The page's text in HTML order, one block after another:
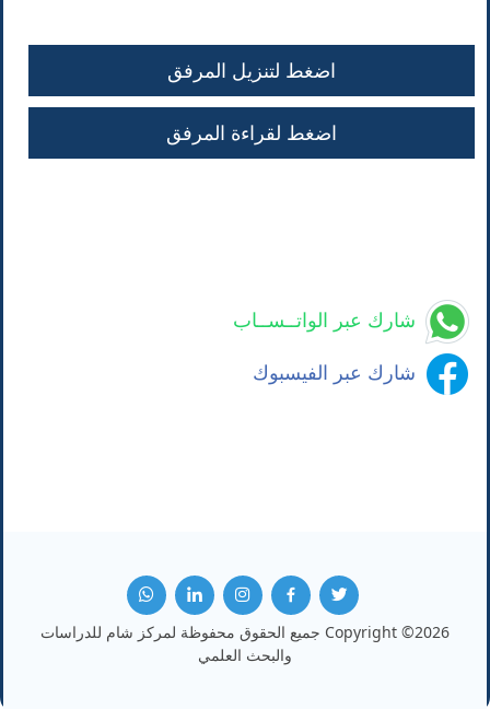
اضغط لتنزيل المرفق
اضغط لقراءة المرفق
Copyright © 2026 جميع الحقوق محفوظة لمركز شام للدراسات
والبحث العلمي